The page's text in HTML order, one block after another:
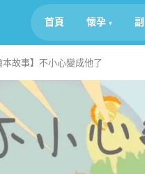
首頁 懷孕
本故事】不小心變成他了